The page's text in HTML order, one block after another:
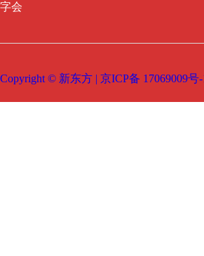
字会
Copyright © 新东方 | 京ICP备 17069009号-